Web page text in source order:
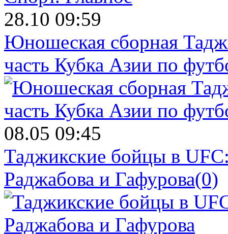
28.10 09:59
Юношеская сборная
часть Кубка Азии по
08.05 09:45
Таджикские бойцы в
Раджабова и Гафурова(0)